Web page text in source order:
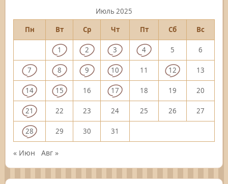
Июль 2025
Пн
Вт Ср Чт Пт Сб Вс
1 2 3 4 5 6
7 8 9 10 11 12 13
14 15 16 17 18 19 20
21 22 23 24 25 26 27
28 29 30 31
« Июн Авг »